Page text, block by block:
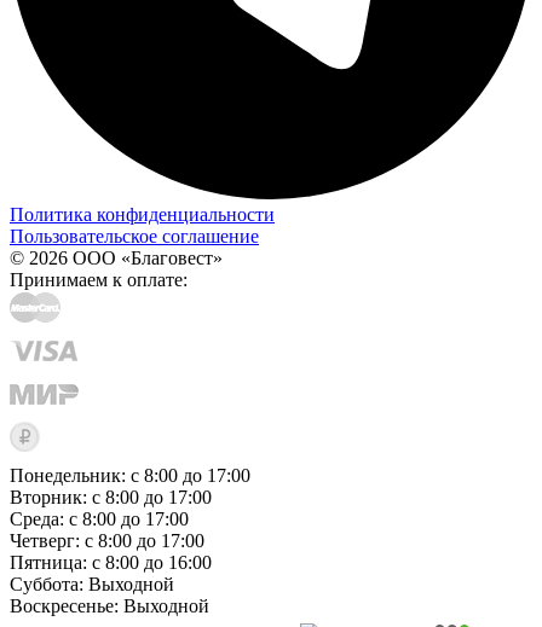
Политика конфиденциальности
Пользовательское соглашение
© 2026 ООО «Благовест»
Принимаем к оплате:
Понедельник: с 8:00 до 17:00
Вторник: с 8:00 до 17:00
Среда: с 8:00 до 17:00
Четверг: с 8:00 до 17:00
Пятница: с 8:00 до 16:00
Суббота: Выходной
Воскресенье: Выходной